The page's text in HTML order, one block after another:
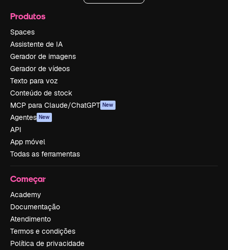
Produtos
Spaces
Assistente de IA
Gerador de imagens
Gerador de vídeos
Texto para voz
Conteúdo de stock
MCP para Claude/ChatGPT New
Agentes New
API
App móvel
Todas as ferramentas
Começar
Academy
Documentação
Atendimento
Termos e condições
Política de privacidade